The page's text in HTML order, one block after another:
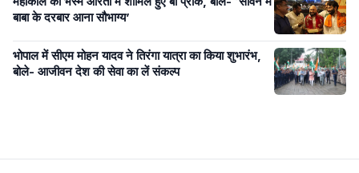
बाबा के दरबार आना सौभाग्य’
भोपाल में सीएम मोहन यादव ने तिरंगा यात्रा का किया शुभारंभ,
बोले- आजीवन देश की सेवा का लें संकल्प